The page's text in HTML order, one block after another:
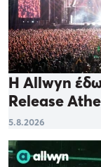
Η Allwyn
Release
5.8.2026